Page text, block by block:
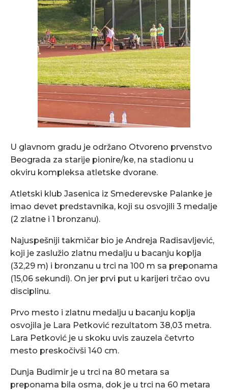
U glavnom gradu je održano Otvoreno prvenstvo
Beograda za starije pionire/ke, na stadionu u
okviru kompleksa atletske dvorane.
Atletski klub Jasenica iz Smederevske Palanke je
imao devet predstavnika, koji su osvojili 3 medalje
(2 zlatne i 1 bronzanu).
Najuspešniji takmičar bio je Andreja Radisavljević,
koji je zaslužio zlatnu medalju u bacanju koplja
(32,29 m) i bronzanu u trci na 100 m sa preponama
(15,06 sekundi). On jer prvi put u karijeri trčao ovu
disciplinu.
Prvo mesto i zlatnu medalju u bacanju koplja
osvojila je Lara Petković rezultatom 38,03 metra.
Lara Petković je u skoku uvis zauzela četvrto
mesto preskočivši 140 cm.
Dunja Budimir je u trci na 80 metara sa
preponama bila osma, dok je u trci na 60 metara